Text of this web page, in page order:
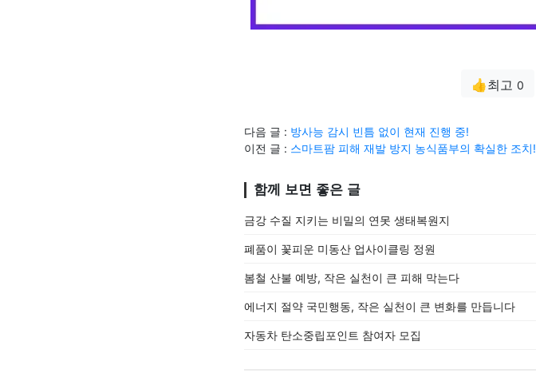
👍최고 0
다음 글 : 방사능 감시 빈틈 없이 현재 진행 중!
이전 글 : 스마트팜 피해 재발 방지 농식품부의 확실한 조치!
함께 보면 좋은 글
금강 수질 지키는 비밀의 연못 생태복원지
폐품이 꽃피운 미동산 업사이클링 정원
봄철 산불 예방, 작은 실천이 큰 피해 막는다
에너지 절약 국민행동, 작은 실천이 큰 변화를 만듭니다
자동차 탄소중립포인트 참여자 모집